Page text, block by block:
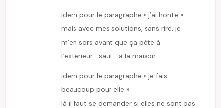
idem pour le paragraphe « j’ai honte »
mais avec mes solutions, sans rire, je
m’en sors avant que ça pète à
l’extérieur… sauf… à la maison.
idem pour le paragraphe « je fais
beaucoup pour elle »
là il faut se demander si elles ne sont pas